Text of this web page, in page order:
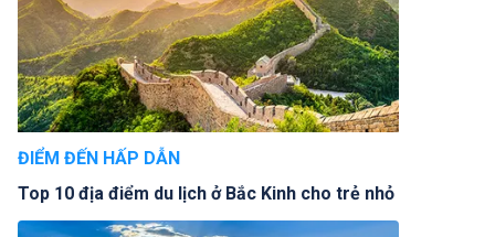
ĐIỂM ĐẾN HẤP DẪN
Top 10 địa điểm du lịch ở Bắc Kinh cho trẻ nhỏ